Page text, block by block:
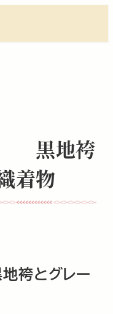
黒地袴
着物
袴とグレー